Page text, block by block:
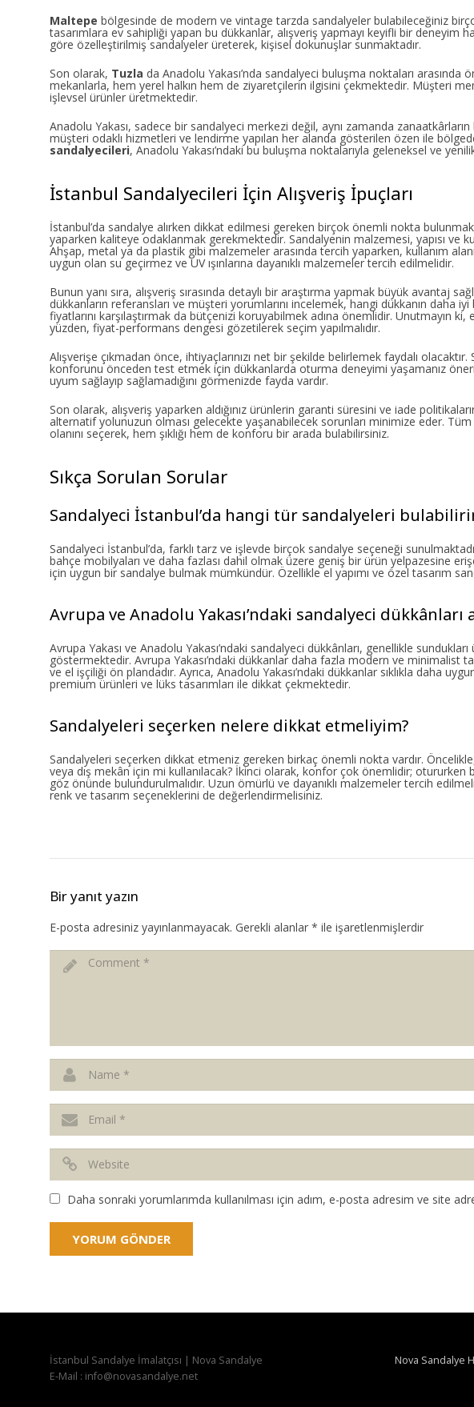
Maltepe bölgesinde de modern ve vintage tarzda sandalyeler bulabileceğiniz
tasarımlara ev sahipliği yapan bu dükkanlar, alışveriş yapmayı keyifli bir deneyim
göre özelleştirilmiş sandalyeler üreterek, kişisel dokunuşlar sunmaktadır.
Son olarak, Tuzla da Anadolu Yakası’nda sandalyeci buluşma noktaları
mekanlarla, hem yerel halkın hem de ziyaretçilerin ilgisini çekmektedir. Müşteri
işlevsel ürünler üretmektedir.
Anadolu Yakası, sadece bir sandalyeci merkezi değil, aynı zamanda zanaatkârların
müşteri odaklı hizmetleri ve lendirme yapılan her alanda gösterilen özen ile
sandalyecileri, Anadolu Yakası’ndaki bu buluşma noktalarıyla geleneksel ve
İstanbul Sandalyecileri İçin Alışveriş İpuçları
İstanbul’da sandalye alırken dikkat edilmesi gereken birçok önemli nokta
yaparken kaliteye odaklanmak gerekmektedir. Sandalyenin malzemesi, yapısı ve
Ahşap, metal ya da plastik gibi malzemeler arasında tercih yaparken, kullanım
uygun olan su geçirmez ve UV ışınlarına dayanıklı malzemeler tercih edilmelidir.
Bunun yanı sıra, alışveriş sırasında detaylı bir araştırma yapmak büyük avantaj
dükkanların referansları ve müşteri yorumlarını incelemek, hangi dükkanın daha
fiyatlarını karşılaştırmak da bütçenizi koruyabilmek adına önemlidir. Unutmayın
yüzden, fiyat-performans dengesi gözetilerek seçim yapılmalıdır.
Alışverişe çıkmadan önce, ihtiyaçlarınızı net bir şekilde belirlemek faydalı
konforunu önceden test etmek için dükkanlarda oturma deneyimi yaşamanız
uyum sağlayıp sağlamadığını görmenizde fayda vardır.
Son olarak, alışveriş yaparken aldığınız ürünlerin garanti süresini ve iade
alternatif yolunuzun olması gelecekte yaşanabilecek sorunları minimize eder. Tüm
olanını seçerek, hem şıklığı hem de konforu bir arada bulabilirsiniz.
Sıkça Sorulan Sorular
Sandalyeci İstanbul’da hangi tür sandalyeleri
Sandalyeci İstanbul’da, farklı tarz ve işlevde birçok sandalye seçeneği
bahçe mobilyaları ve daha fazlası dahil olmak üzere geniş bir ürün yelpazesine
için uygun bir sandalye bulmak mümkündür. Özellikle el yapımı ve özel tasarım
Avrupa ve Anadolu Yakası’ndaki sandalyeci
Avrupa Yakası ve Anadolu Yakası’ndaki sandalyeci dükkânları, genellikle sundukları
göstermektedir. Avrupa Yakası’ndaki dükkanlar daha fazla modern ve minimalist
ve el işçiliği ön plandadır. Ayrıca, Anadolu Yakası’ndaki dükkanlar sıklıkla daha
premium ürünleri ve lüks tasarımları ile dikkat çekmektedir.
Sandalyeleri seçerken nelere dikkat etmeliyim?
Sandalyeleri seçerken dikkat etmeniz gereken birkaç önemli nokta vardır.
veya dış mekân için mi kullanılacak? İkinci olarak, konfor çok önemlidir;
göz önünde bulundurulmalıdır. Uzun ömürlü ve dayanıklı malzemeler tercih
renk ve tasarım seçeneklerini de değerlendirmelisiniz.
Bir yanıt yazın
E-posta adresiniz yayınlanmayacak. Gerekli alanlar * ile işaretlenmişlerdir
Daha sonraki yorumlarımda kullanılması için adım, e-posta adresim ve site
İstanbul Sandalye İmalatçısı | Nova Sandalye
E-Mail : info@novasandalye.net
Nova Sandalye